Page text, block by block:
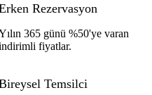
Rezervasyon
365 günü %50'ye varan
fiyatlar.
Temsilci